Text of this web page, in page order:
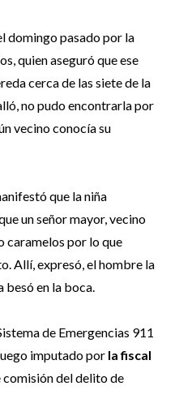
domingo pasado por la
quien aseguró que ese
cerca de las siete de la
no pudo encontrarla por
vecino conocía su
que la niña
un señor mayor, vecino
caramelos por lo que
Allí, expresó, el hombre la
besó en la boca.
de Emergencias 911
imputado por la fiscal
del delito de